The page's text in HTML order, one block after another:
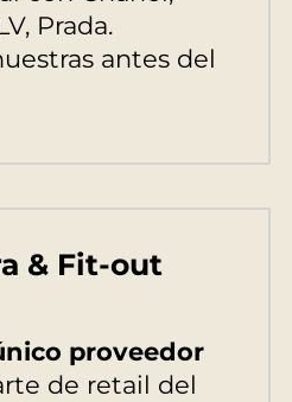
Prada.
antes del
& Fit-out
proveedor
de retail del